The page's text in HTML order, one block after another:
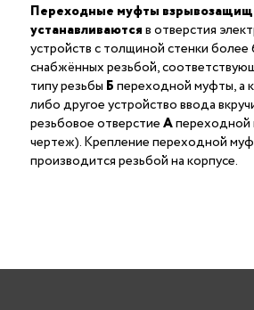
Переходные муфты
устанавливаютсяв отверстия
устройств с толщиной стенки более
снабжённых резьбой,
типу резьбы Бпереходной муфты, а
либо другое устройство ввода
резьбовое отверстиеАпереходной
чертеж). Крепление переходной
производится резьбой на корпусе.